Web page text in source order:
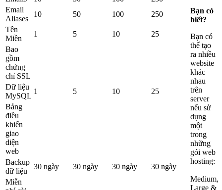
Bạn có
biết?
Bạn có
thể tạo
ra nhiều
website
khác
nhau
trên
server
nếu sử
dụng
một
trong
những
gói web
hosting:
Medium,
Large &
Email
Aliases
10 50 100
250
Tên
Miền
1 5 10
25
Bao
gồm
chứng
chỉ SSL
Dữ liệu
MySQL
1 5 10
25
Bảng
điều
khiển
giao
diện
web
Backup
dữ liệu
30 ngày 30 ngày 30 ngày
30 ngày
Miễn